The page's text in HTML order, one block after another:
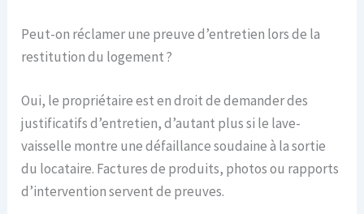
Peut-on réclamer une preuve d’entretien lors de la
restitution du logement ?
Oui, le propriétaire est en droit de demander des
justificatifs d’entretien, d’autant plus si le lave-
vaisselle montre une défaillance soudaine à la sortie
du locataire. Factures de produits, photos ou rapports
d’intervention servent de preuves.